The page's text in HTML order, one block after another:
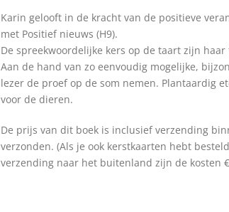
Karin gelooft in de kracht van de positieve
met Positief nieuws (H9).
De spreekwoordelijke kers op de taart zijn
Aan de hand van zo eenvoudig mogelijke,
lezer de proef op de som nemen. Plantaardig
voor de dieren.
De prijs van dit boek is inclusief verzending
verzonden. (Als je ook kerstkaarten hebt
verzending naar het buitenland zijn de kosten